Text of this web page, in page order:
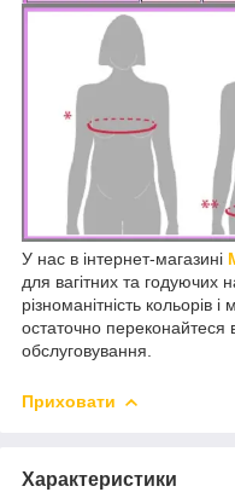
У нас в інтернет-магазині
для вагітних та годуючих
різноманітність кольорів
остаточно переконайтеся
обслуговування.
Приховати
Характеристики